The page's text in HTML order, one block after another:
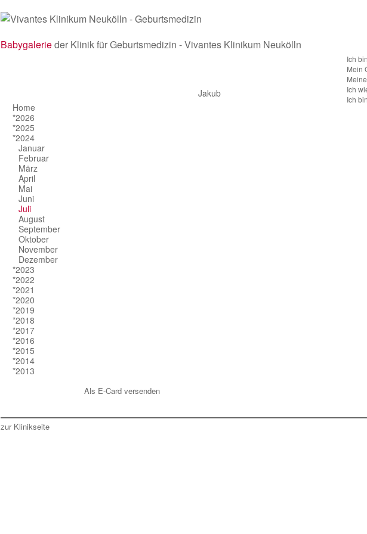
Babygalerieder Klinik für Geburtsmedizin - Vivantes Klinikum Neukölln
Home
*2026
*2025
*2024
Januar
Februar
März
April
Mai
Juni
Juli
August
September
Oktober
November
Dezember
*2023
*2022
*2021
*2020
*2019
*2018
*2017
*2016
*2015
*2014
*2013
Jakub
Ich
Mein
Ich
Ich
Als E-Card versenden
zur Klinikseite